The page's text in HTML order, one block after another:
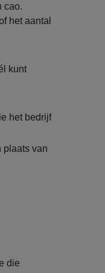
cao.
het aantal
kunt
het bedrijf
plaats van
die